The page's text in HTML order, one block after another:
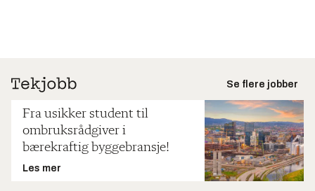
Se flere jobber
Fra usikker student til
ombruksrådgiver i
bærekraftig byggebransje!
Les mer